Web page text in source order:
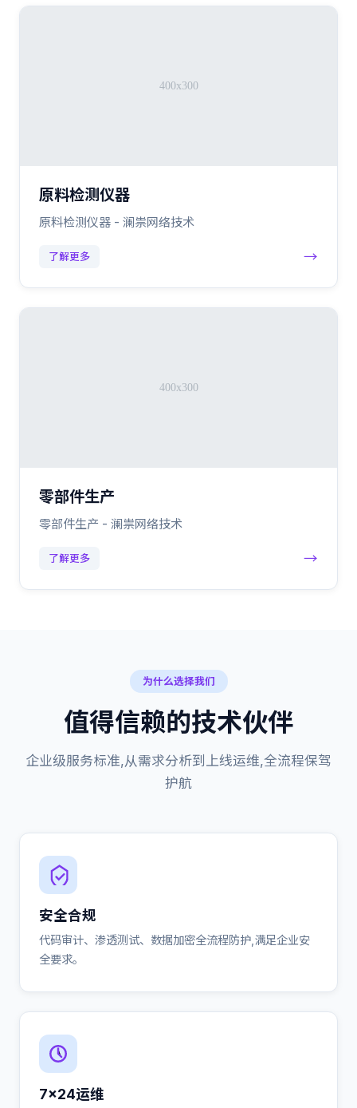
原料检测仪器
原料检测仪器 - 澜祟网络技术
了解更多 →
零部件生产
零部件生产 - 澜祟网络技术
了解更多 →
为什么选择我们
值得信赖的技术伙伴
企业级服务标准,从需求分析到上线运维,全流程保驾
护航
安全合规
代码审计、渗透测试、数据加密全流程防护,满足企业安
全要求。
7×24运维